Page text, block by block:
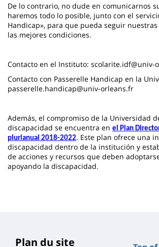
De lo contrario, no dude en comunicarnos
haremos todo lo posible, junto con el
Handicap», para que pueda seguir
las mejores condiciones.
Contacto en el Instituto: scolarite.idf@univ-
Contacto con Passerelle Handicap en la
passerelle.handicap@univ-orleans.fr
Además, el compromiso de la Universidad
discapacidad se encuentra en el Plan
plurianual 2018-2022. Este plan ofrece una
discapacidad dentro de la institución y
de acciones y recursos que deben
apoyando la discapacidad.
Plan du site